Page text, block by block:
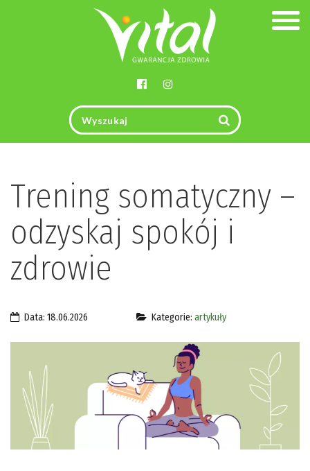
Trening somatyczny –
odzyskaj spokój i
zdrowie
Data: 18.06.2026 Kategorie: artykuły